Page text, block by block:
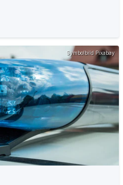
Symbolbild Pixabay